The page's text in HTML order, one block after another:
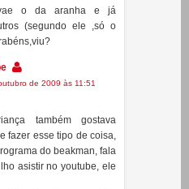
coisa escolar e um deles
atras para fazer o
o da aranha e já
(segundo ele ,só o
de 2009 às 11:51
também gostava
fazer esse tipo de coisa,